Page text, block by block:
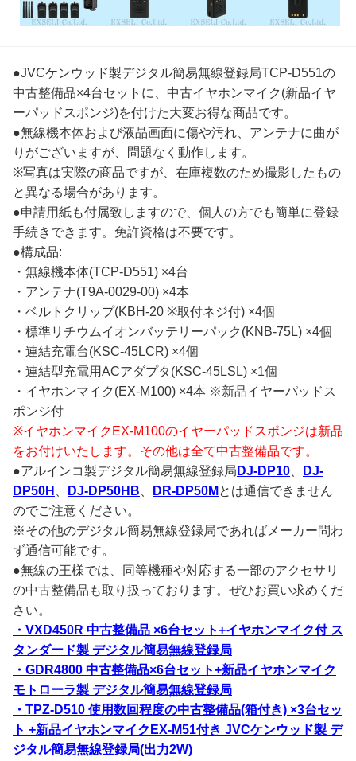
●JVCケンウッド製デジタル簡易無線登録局TCP-D551の
中古整備品×4台セットに、中古イヤホンマイク(新品イヤ
ーパッドスポンジ)を付けた大変お得な商品です。
●無線機本体および液晶画面に傷や汚れ、アンテナに曲が
りがございますが、問題なく動作します。
※写真は実際の商品ですが、在庫複数のため撮影したもの
と異なる場合があります。
●申請用紙も付属致しますので、個人の方でも簡単に登録
手続きできます。免許資格は不要です。
●構成品:
・無線機本体(TCP-D551) ×4台
・アンテナ(T9A-0029-00) ×4本
・ベルトクリップ(KBH-20 ※取付ネジ付) ×4個
・標準リチウムイオンバッテリーパック(KNB-75L) ×4個
・連結充電台(KSC-45LCR) ×4個
・連結型充電用ACアダプタ(KSC-45LSL) ×1個
・イヤホンマイク(EX-M100) ×4本 ※新品イヤーパッドス
ポンジ付
※イヤホンマイクEX-M100のイヤーパッドスポンジは新品
をお付けいたします。その他は全て中古整備品です。
●アルインコ製デジタル簡易無線登録局 DJ-DP10
DJ-
DP50H
DJ-DP50HB DR-DP50M とは通信できません
のでご注意ください。
※その他のデジタル簡易無線登録局であればメーカー問わ
ず通信可能です。
●無線の王様では、同等機種や対応する一部のアクセサリ
の中古整備品も取り扱っております。ぜひお買い求めくだ
さい。
・VXD450R 中古整備品 ×6台セット+イヤホンマイク付 ス
タンダード製 デジタル簡易無線登録局
・GDR4800 中古整備品×6台セット+新品イヤホンマイク
モトローラ製 デジタル簡易無線登録局
・TPZ-D510 使用数回程度の中古整備品(箱付き) ×3台セッ
ト +新品イヤホンマイクEX-M51付き JVCケンウッド製 デ
ジタル簡易無線登録局(出力2W)